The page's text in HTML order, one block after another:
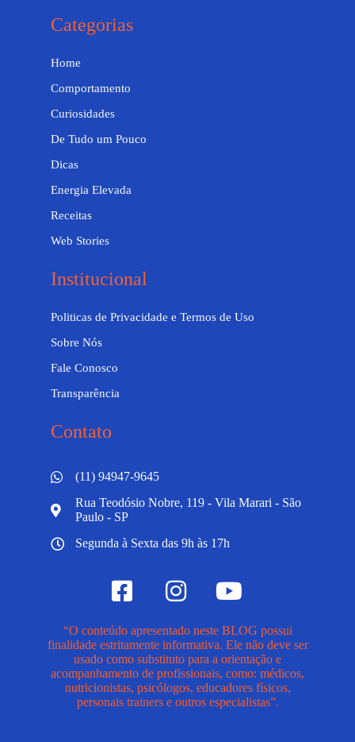
Categorias
Home
Comportamento
Curiosidades
De Tudo um Pouco
Dicas
Energia Elevada
Receitas
Web Stories
Institucional
Politicas de Privacidade e Termos de Uso
Sobre Nós
Fale Conosco
Transparência
Contato
(11) 94947-9645
Rua Teodósio Nobre, 119 - Vila Marari - São
Paulo - SP
Segunda à Sexta das 9h às 17h
“O conteúdo apresentado neste BLOG possui
finalidade estritamente informativa. Ele não deve ser
usado como substituto para a orientação e
acompanhamento de profissionais, como: médicos,
nutricionistas, psicólogos, educadores físicos,
personais trainers e outros especialistas”.